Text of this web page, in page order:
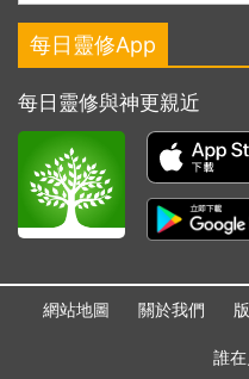
每日靈修App
每日靈修與神更親近
網站地圖 關於我們
誰